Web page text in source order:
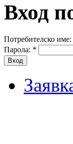
Вход
Потребителско име:
Парола: *